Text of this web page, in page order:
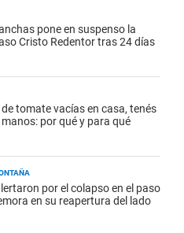
pone en suspenso la
Cristo Redentor tras 24 días
tomate vacías en casa, tenés
por qué y para qué
por el colapso en el paso
en su reapertura del lado